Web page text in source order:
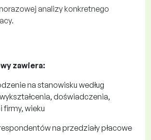
analizy konkretnego
zawiera:
na stanowisku według
doświadczenia,
firmy, wieku
na przedziały płacowe